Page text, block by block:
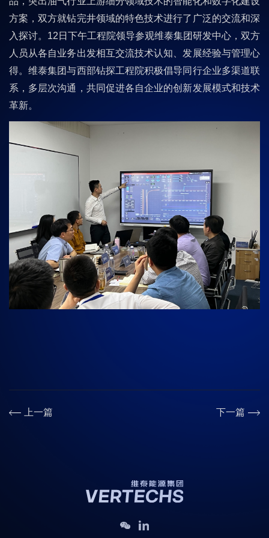
方案，双方就钻完井领域的特色技术进行了广泛的交流和深
入探讨。12日下午工程院领导参观维泰集团研发中心，双方
人员从各自业务出发相互交流技术认知、发展经验与管理心
得。维泰集团与西部钻探工程院积极倡导同行企业多渠道联
系，多层次沟通，共同促进各自企业的创新发展模式和技术
革新。
上一篇 下一篇